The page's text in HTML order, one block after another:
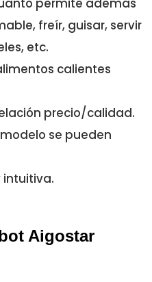
permite además
freír, guisar, servir
etc.
calientes
precio/calidad.
se pueden
intuitiva.
Aigostar